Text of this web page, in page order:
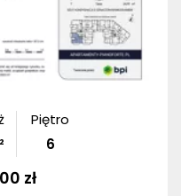
Piętro
6
zł